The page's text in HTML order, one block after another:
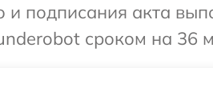
и подписания акта
сроком на 36